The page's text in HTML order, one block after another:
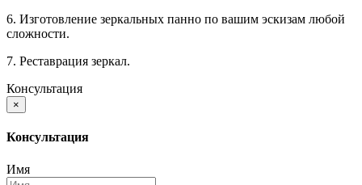
6. Изготовление зеркальных панно по вашим эскизам любой
сложности.
7. Реставрация зеркал.
Консультация
×
Консультация
Имя